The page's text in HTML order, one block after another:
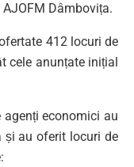
Dâmbovița.
412 locuri de
cele anunțate inițial
economici au
și au oferit locuri de